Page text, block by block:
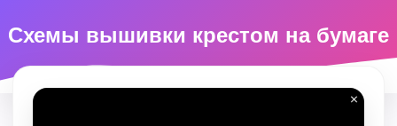
Схемы вышивки крестом на бумаге